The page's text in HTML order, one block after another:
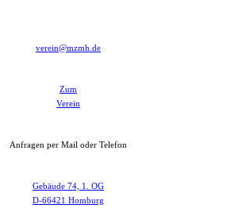
verein@mzmh.de
Zum
Verein
Anfragen per Mail oder Telefon
Gebäude 74, 1. OG
D-66421 Homburg